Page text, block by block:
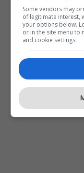
Some vendors may
of legitimate interest,
your options below.
or in the site menu to
and cookie settings.